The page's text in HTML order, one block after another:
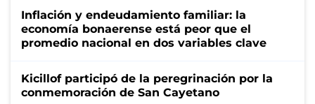
Inflación y endeudamiento familiar: la
economía bonaerense está peor que el
promedio nacional en dos variables clave
Kicillof participó de la peregrinación por la
conmemoración de San Cayetano